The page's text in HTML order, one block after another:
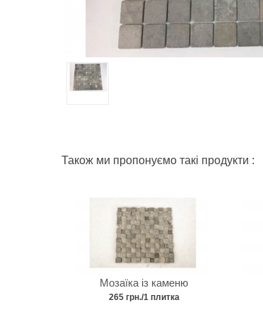
Також ми пропонуємо такі продукти :
Мозаїка із каменю
265 грн./1 плитка